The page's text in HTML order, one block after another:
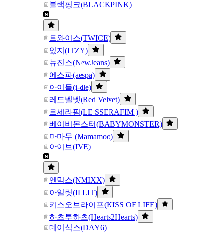
블랙핑크(BLACKPINK)
트와이스(TWICE)
있지(ITZY)
뉴진스(NewJeans)
에스파(aespa)
아이들(i-dle)
레드벨벳(Red Velvet)
르세라핌(LE SSERAFIM )
베이비몬스터(BABYMONSTER)
마마무 (Mamamoo)
아이브(IVE)
엔믹스(NMIXX)
아일릿(ILLIT)
키스오브라이프(KISS OF LIFE)
하츠투하츠(Hearts2Hearts)
데이식스(DAY6)